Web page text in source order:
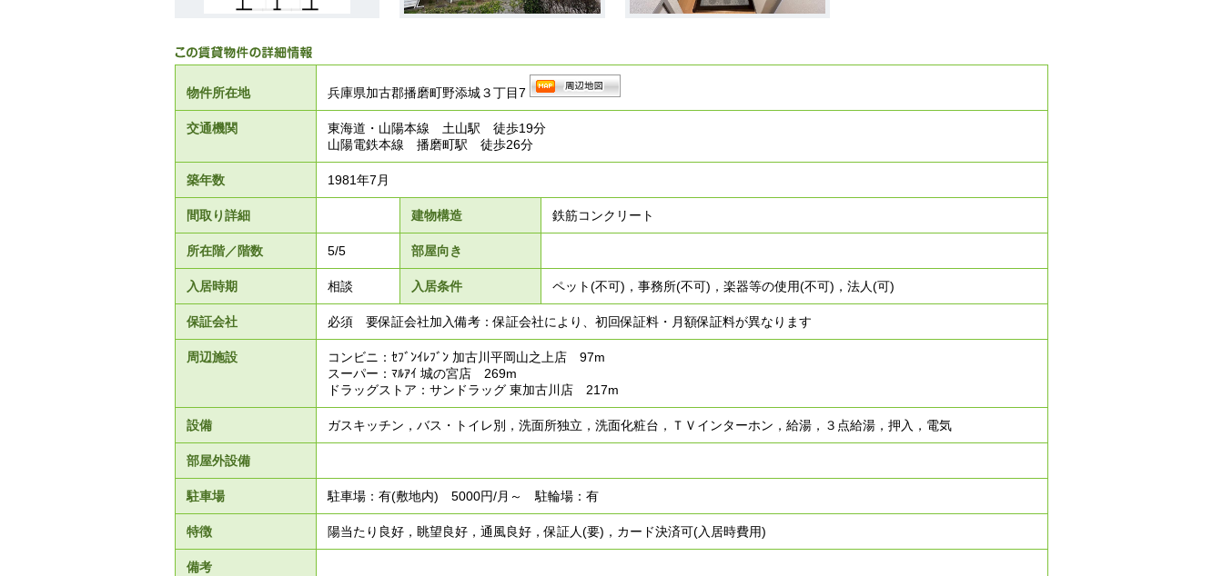
物件所在地 兵庫県加古郡播磨町野添城３丁目7
交通機関
東海道・山陽本線 土山駅 徒歩19分
山陽電鉄本線 播磨町駅 徒歩26分
築年数 1981年7月
間取り詳細 建物構造 鉄筋コンクリート
所在階／階数 5/5 部屋向き
入居時期 相談 入居条件 ペット(不可)，事務所(不可)，楽器等の使用(不可)，法人(可)
保証会社 必須 要保証会社加入備考：保証会社により、初回保証料・月額保証料が異なります
周辺施設
コンビニ：ｾﾌﾞﾝｲﾚﾌﾞﾝ 加古川平岡山之上店 97m
スーパー：ﾏﾙｱｲ 城の宮店 269m
ドラッグストア：サンドラッグ 東加古川店 217m
設備 ガスキッチン，バス・トイレ別，洗面所独立，洗面化粧台，ＴＶインターホン，給湯，３点給湯，押入，電気
部屋外設備
駐車場 駐車場：有(敷地内) 5000円/月～ 駐輪場：有
特徴 陽当たり良好，眺望良好，通風良好，保証人(要)，カード決済可(入居時費用)
備考